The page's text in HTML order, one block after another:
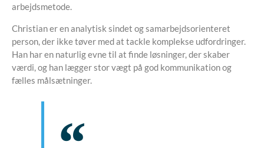
arbejdsmetode.
Christian er en analytisk sindet og samarbejdsorienteret
person, der ikke tøver med at tackle komplekse udfordringer.
Han har en naturlig evne til at finde løsninger, der skaber
værdi, og han lægger stor vægt på god kommunikation og
fælles målsætninger.